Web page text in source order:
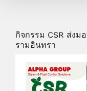
กิจกรรม CSR ส่งม
รามอินทรา